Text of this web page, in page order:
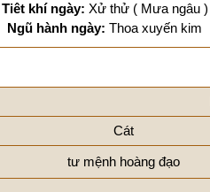
Tiêt khí ngày: Xử thử ( Mưa ngâu )
Ngũ hành ngày: Thoa xuyến kim
Cát
tư mệnh hoàng đạo